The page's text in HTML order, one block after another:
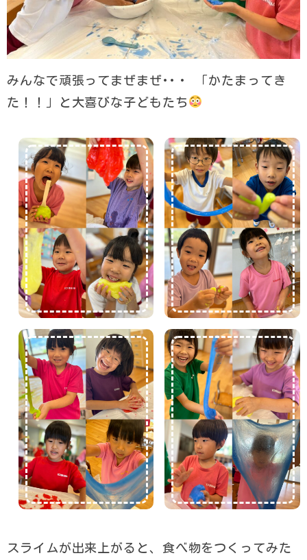
みんなで頑張ってまぜまぜ･･・ 「かたまってき
た！！」と大喜びな子どもたち
スライムが出来上がると、食べ物をつくってみた